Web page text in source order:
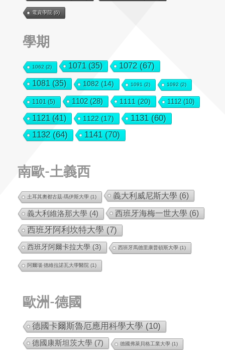
電資學院(6)
學期
1062 (2) 1071 (35) 1072(67)
1081 (35) 1082 (14) 1091 (2) 1092 (2)
1101 (5) 1102(28) 1111 (20) 1112(10)
1121 (41) 1122 (17) 1131 (60)
1132(64) 1141 (70)
南歐-土義西
土耳其奧都古茲-瑪伊斯大學 (1) 義大利威尼斯大學 (6)
義大利維洛那大學 (4) 西班牙海梅一世大學 (6)
西班牙阿利坎特大學 (7)
西班牙阿爾卡拉大學 (3) 西班牙馬德里康普頓斯大學 (1)
阿爾瑙·德維拉諾瓦大學醫院 (1)
歐洲-德國
德國卡爾斯魯厄應用科學大學 (10)
德國康斯坦茨大學 (7) 德國弗萊貝格工業大學 (1)